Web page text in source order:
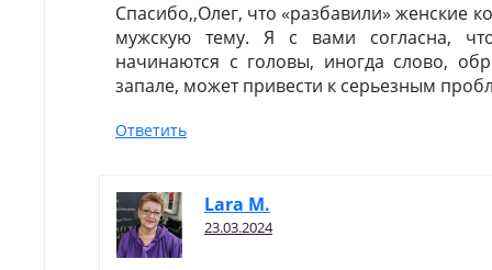
Спасибо,,Олег, что «разбавили» женские
мужскую тему. Я с вами согласна,
начинаются с головы, иногда слово,
запале, может привести к серьезным
Ответить
Lara M.
23.03.2024